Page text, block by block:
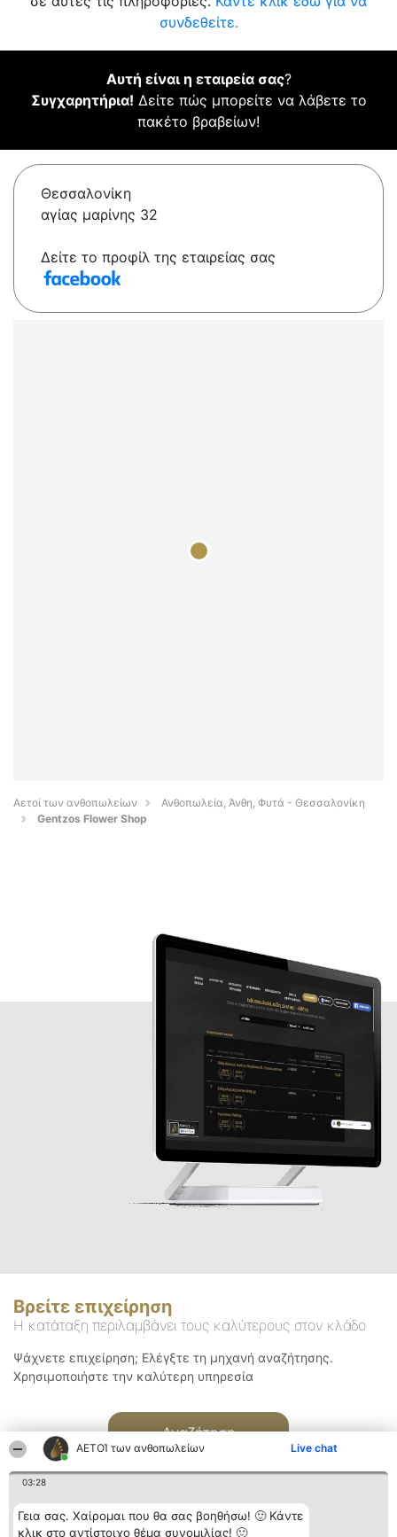
ΑΕΤΟΊ των ανθοπωλείων Live chat
03:28
Γεια σας. Χαίρομαι που θα σας βοηθήσω! 🙂 Κάντε
κλικ στο αντίστοιχο θέμα συνομιλίας! 🙂
συνδεθείτε.
Αυτή είναι η εταιρεία σας?
Συγχαρητήρια! Δείτε πώς μπορείτε να λάβετε το
πακέτο βραβείων!
Θεσσαλονίκη
αγίας μαρίνης 32
Δείτε το προφίλ της εταιρείας σας
Αετοί των ανθοπωλείων
Ανθοπωλεία, Άνθη, Φυτά - Θεσσαλονίκη
Gentzos Flower Shop
Βρείτε επιχείρηση
Η κατάταξη περιλαμβάνει τους καλύτερους στον κλάδο
Ψάχνετε επιχείρηση; Ελέγξτε τη μηχανή αναζήτησης.
Χρησιμοποιήστε την καλύτερη υπηρεσία
Αναζήτηση